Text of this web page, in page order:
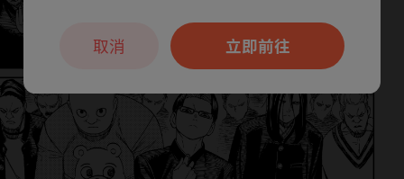
本章节仅支持App阅读，可打开App新用
户7天免费看立即前往
取消